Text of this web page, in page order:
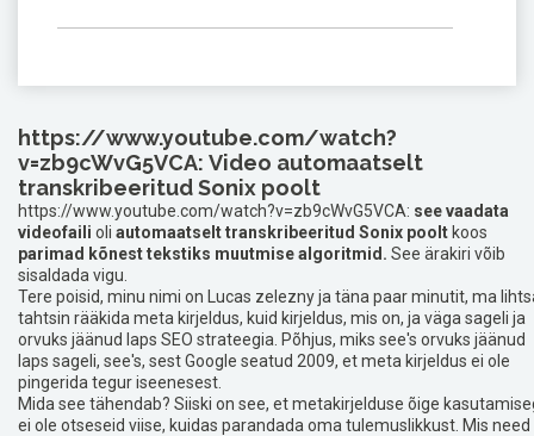
https://www.youtube.com/watch?
v=zb9cWvG5VCA: Video automaatselt
transkribeeritud Sonix poolt
https://www.youtube.com/watch?v=zb9cWvG5VCA: see vaadata
videofaili oli automaatselt transkribeeritud Sonix poolt koos
parimad kõnest tekstiks muutmise algoritmid. See ärakiri võib
sisaldada vigu.
Tere poisid, minu nimi on Lucas zelezny ja täna paar minutit, ma
tahtsin rääkida meta kirjeldus, kuid kirjeldus, mis on, ja väga sageli ja
orvuks jäänud laps SEO strateegia. Põhjus, miks see's orvuks jäänud
laps sageli, see's, sest Google seatud 2009, et meta kirjeldus ei ole
pingerida tegur iseenesest.
Mida see tähendab? Siiski on see, et metakirjelduse õige
ei ole otseseid viise, kuidas parandada oma tulemuslikkust. Mis need